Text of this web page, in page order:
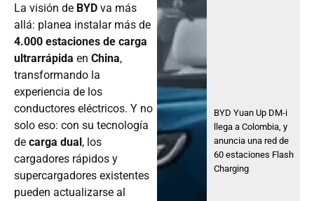
La visión de BYD va más
allá: planea instalar más de
4.000 estaciones de carga
ultrarrápida en China,
transformando la
experiencia de los
conductores eléctricos. Y no
solo eso: con su tecnología
de carga dual, los
cargadores rápidos y
supercargadores existentes
pueden actualizarse al
BYD Yuan Up DM-i
llega a Colombia, y
anuncia una red de
60 estaciones Flash
Charging